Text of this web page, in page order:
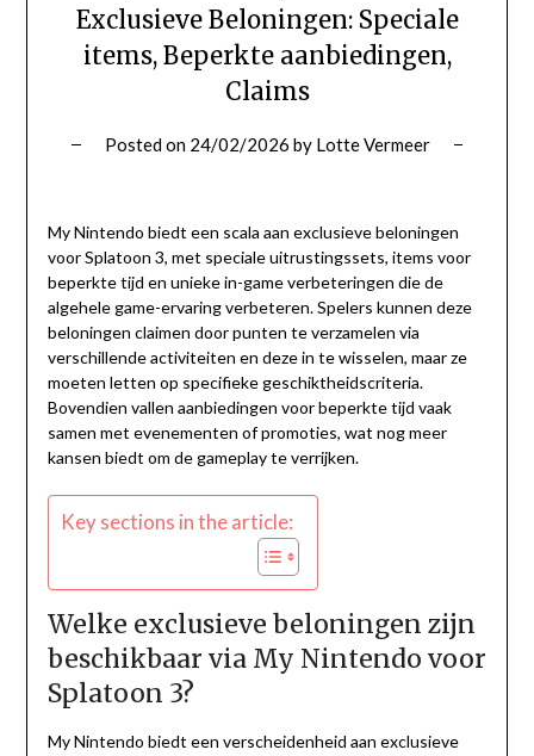
Exclusieve Beloningen: Speciale
items, Beperkte aanbiedingen,
Claims
Posted on 24/02/2026 by Lotte Vermeer
My Nintendo biedt een scala aan exclusieve beloningen
voor Splatoon 3, met speciale uitrustingssets, items voor
beperkte tijd en unieke in-game verbeteringen die de
algehele game-ervaring verbeteren. Spelers kunnen deze
beloningen claimen door punten te verzamelen via
verschillende activiteiten en deze in te wisselen, maar ze
moeten letten op specifieke geschiktheidscriteria.
Bovendien vallen aanbiedingen voor beperkte tijd vaak
samen met evenementen of promoties, wat nog meer
kansen biedt om de gameplay te verrijken.
Key sections in the article:
Welke exclusieve beloningen zijn
beschikbaar via My Nintendo voor
Splatoon 3?
My Nintendo biedt een verscheidenheid aan exclusieve